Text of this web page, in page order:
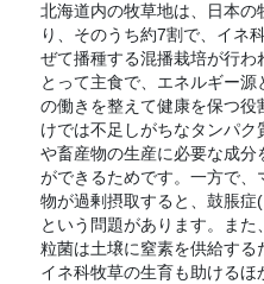
北海道内の牧草地は、日本
り、そのうち約7割で、イネ
ぜて播種する混播栽培が行
とって主食で、エネルギー
の働きを整えて健康を保つ
けでは不足しがちなタンパ
や畜産物の生産に必要な成分
ができるためです。一方で
物が過剰摂取すると、鼓脹
という問題があります。ま
粒菌は土壌に窒素を供給する
イネ科牧草の生育も助ける